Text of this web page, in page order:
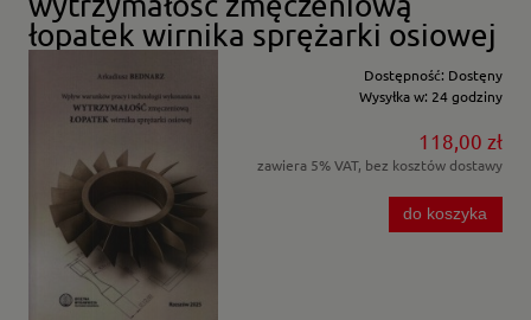
łopatek wirnika sprężarki osiowej
Dostępność: Dostęny
Wysyłka w: 24 godziny
118,00 zł
zawiera 5% VAT, bez kosztów dostawy
do koszyka